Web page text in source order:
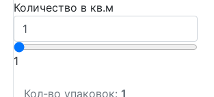
Количество в кв.м
1
Кол-во упаковок: 1